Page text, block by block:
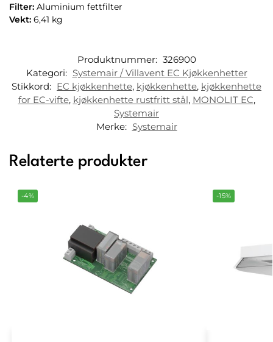
Filter: Aluminium fettfilter
Vekt: 6,41 kg
Produktnummer: 326900
Kategori: Systemair / Villavent EC Kjøkkenhetter
Stikkord: EC kjøkkenhette, kjøkkenhette, kjøkkenhette
for EC-vifte, kjøkkenhette rustfritt stål, MONOLIT EC,
Systemair
Merke: Systemair
Relaterte produkter
-4% -15%